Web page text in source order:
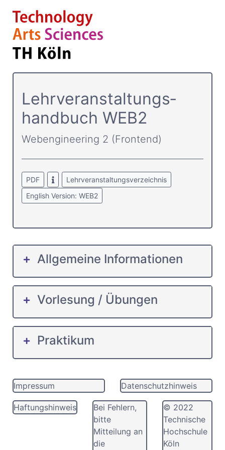
Lehrver­anstaltungs­
handbuch WEB2
Webengineering 2 (Frontend)
PDF
Lehrveranstaltungsverzeichnis
English Version: WEB2
Allgemeine Informationen
Vorlesung / Übungen
Praktikum
Impressum Datenschutzhinweis
Haftungshinweis
Bei Fehlern,
bitte
Mitteilung an
die
© 2022
Technische
Hochschule
Köln